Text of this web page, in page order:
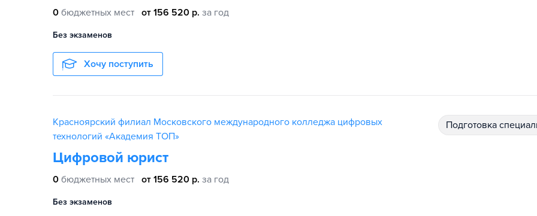
0 бюджетных мест от 156 520 р. за год
Без экзаменов
Хочу поступить
Красноярский филиал Московского международного колледжа цифровых
технологий «Академия ТОП»
Цифровой юрист
0 бюджетных мест от 156 520 р. за год
Без экзаменов
подготовка